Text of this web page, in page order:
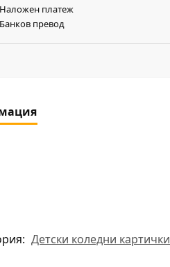
Наложен платеж
Банков превод
Детски коледни картички